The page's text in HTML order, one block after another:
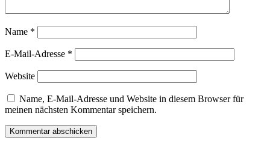
Name *
E-Mail-Adresse *
Website
Name, E-Mail-Adresse und Website in diesem Browser für
meinen nächsten Kommentar speichern.